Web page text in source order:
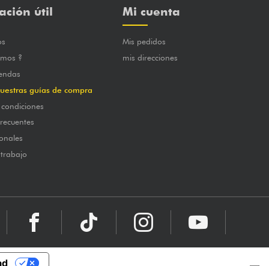
útil
?
guías de compra
Mi cuenta
Mis pedidos
mis direcciones